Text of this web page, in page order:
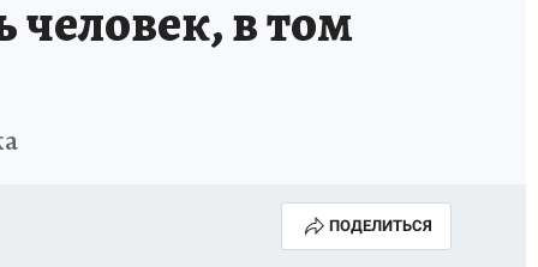
в том
ПОДЕЛИТЬСЯ